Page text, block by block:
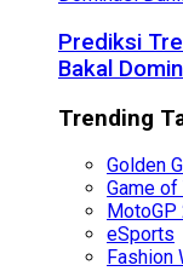
Prediksi
Bakal
Trending
Golden
Game of
eSports
Fashion